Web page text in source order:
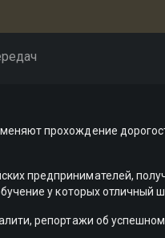
прохождение
предпринимателей,
у которых отличный
репортажи об успешном